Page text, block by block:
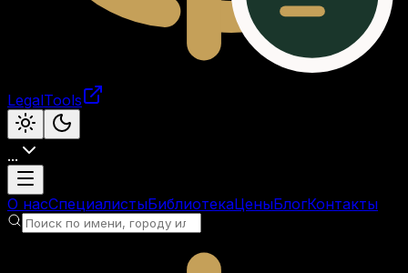
LegalTools
...
Загрузка аккаунта
О насСпециалистыБиблиотекаЦеныБлогКонтакты